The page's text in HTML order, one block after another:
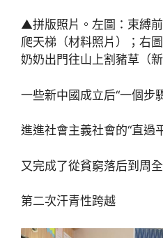
▲拼版照片。左圖：束縛
爬天梯（材料照片）；右
奶奶出門往山上割豬草（
一些新中國成立后“一個步
進進社會主義社會的“直過
又完成了從貧窮落后到周
第二次汗青性跨越